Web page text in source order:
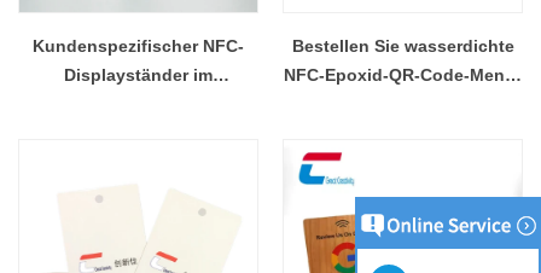
Kundenspezifischer NFC-
Displayständer im
Bestellen Sie wasserdichte
NFC-Epoxid-QR-Code-Menü-
Esstisch Bestell- und